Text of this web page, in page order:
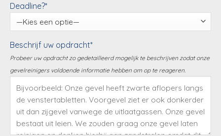
Deadline?*
Beschrijf uw opdracht*
Probeer uw opdracht zo gedetailleerd mogelijk te beschrijven zodat onze
gevelreinigers voldoende informatie hebben om op te reageren.